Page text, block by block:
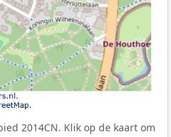
2014CN. Klik op de kaart om